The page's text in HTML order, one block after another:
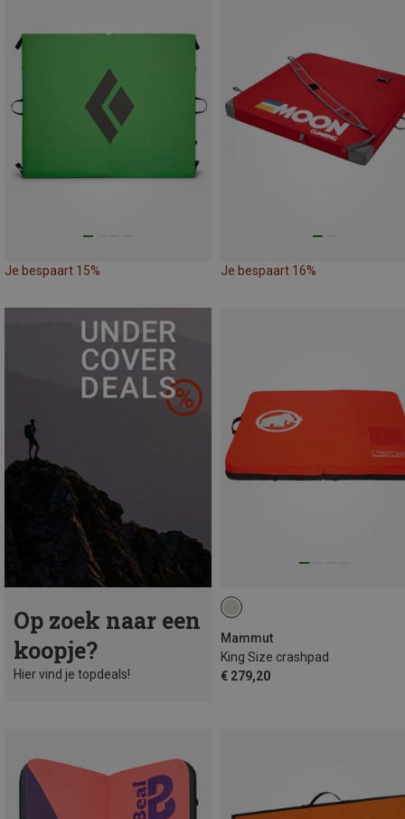
Je bespaart 15% Je bespaart 16%
Op zoek naar een
koopje?
Hier vind je topdeals!
Mammut
King Size crashpad
€ 279,20